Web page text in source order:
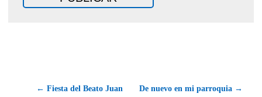
← Fiesta del Beato Juan De nuevo en mi parroquia →